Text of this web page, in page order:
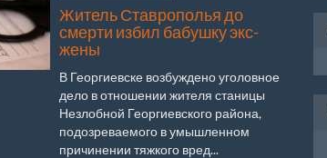
Житель Ставрополья до
смерти избил бабушку экс-
жены
В Георгиевске возбуждено уголовное
дело в отношении жителя станицы
Незлобной Георгиевского района,
подозреваемого в умышленном
причинении тяжкого вред...